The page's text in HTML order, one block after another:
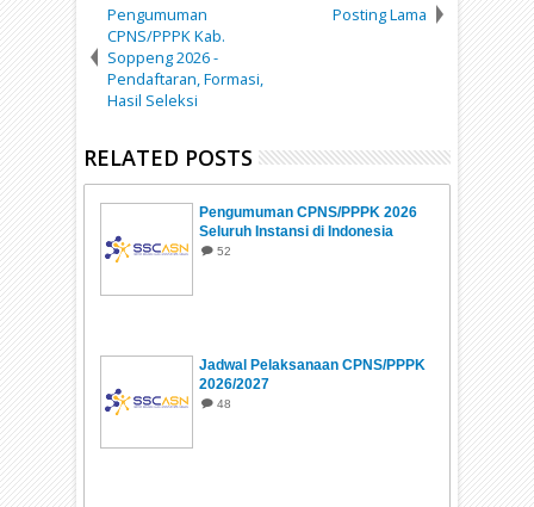
Pengumuman
CPNS/PPPK Kab.
Soppeng 2026 -
Pendaftaran, Formasi,
Hasil Seleksi
Posting Lama
RELATED POSTS
Pengumuman CPNS/PPPK 2026
Seluruh Instansi di Indonesia
52
Jadwal Pelaksanaan CPNS/PPPK
2026/2027
48